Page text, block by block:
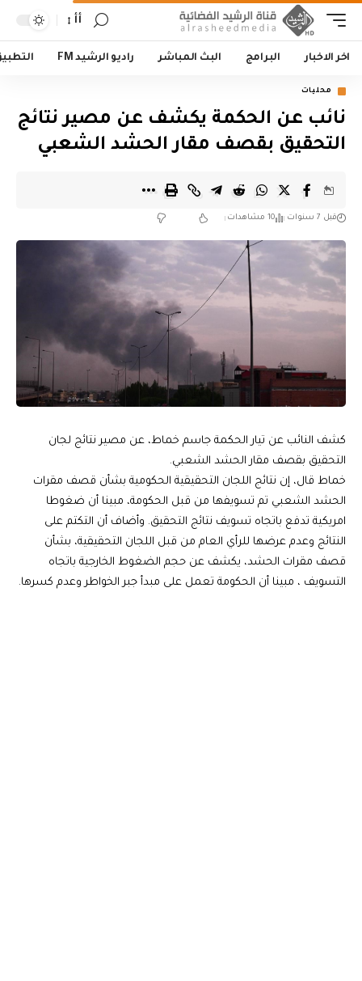
أأ
اخر الاخبار البرامج البث المباشر راديو الرشيد FM
محليات
نائب عن الحكمة يكشف عن مصير نتائج
التحقيق بقصف مقار الحشد الشعبي
قبل 7 سنوات 10 مشاهدات
كشف النائب عن تيار الحكمة جاسم خماط، عن مصير نتائج لجان
التحقيق بقصف مقار الحشد الشعبي.
خماط قال، إن نتائج اللجان التحقيقية الحكومية بشأن قصف مقرات
الحشد الشعبي تم تسويفها من قبل الحكومة، مبينا أن ضغوطا
امريكية تدفع باتجاه تسويف نتائج التحقيق. وأضاف أن التكتم على
النتائج وعدم عرضها للرأي العام من قبل اللجان التحقيقية، بشأن
قصف مقرات الحشد، يكشف عن حجم الضغوط الخارجية باتجاه
التسويف ، مبينا أن الحكومة تعمل على مبدأ جبر الخواطر وعدم كسرها.